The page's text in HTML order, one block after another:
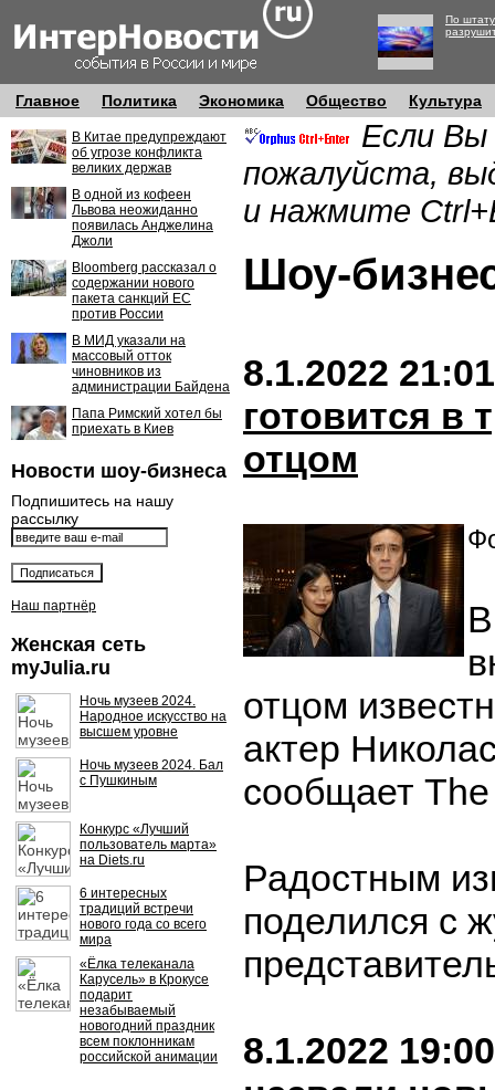
По
Главное Политика Экономика Общество Культура
В Китае предупреждают
об угрозе конфликта
великих держав
В одной из кофеен
Львова неожиданно
появилась Анджелина
Джоли
Bloomberg рассказал о
содержании нового
пакета санкций ЕС
против России
В МИД указали на
массовый отток
чиновников из
администрации Байдена
Папа Римский хотел бы
приехать в Киев
Новости шоу-бизнеса
Подпишитесь на нашу
рассылку
Наш партнёр
Женская сеть
myJulia.ru
Ночь музеев 2024.
Народное искусство на
высшем уровне
Ночь музеев 2024. Бал
с Пушкиным
Конкурс «Лучший
пользователь марта»
на Diets.ru
6 интересных
традиций встречи
нового года со всего
мира
«Ёлка телеканала
Карусель» в Крокусе
подарит
незабываемый
новогодний праздник
всем поклонникам
российской анимации
Если Вы
пожалуйста,
и нажмите
Шоу-
8.1.2022 21:01
готовится в
отцом
отцом
актер
сообщает
Радостным
поделился с
8.1.2022 19:00